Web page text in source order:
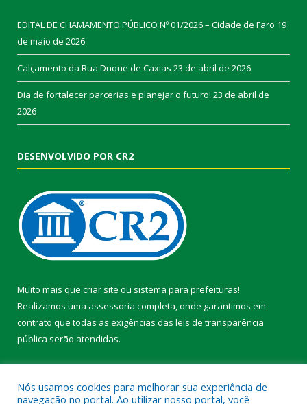
EDITAL DE CHAMAMENTO PÚBLICO Nº 01/2026 – Cidade de Faro 19
de maio de 2026
Calçamento da Rua Duque de Caxias 23 de abril de 2026
Dia de fortalecer parcerias e planejar o futuro! 23 de abril de
2026
DESENVOLVIDO POR CR2
Muito mais que criar site ou sistema para prefeituras!
Realizamos uma assessoria completa, onde garantimos em
contrato que todas as exigências das leis de transparência
pública serão atendidas.
Nós usamos cookies para melhorar sua experiência de
navegação no portal. Ao utilizar nosso portal, você